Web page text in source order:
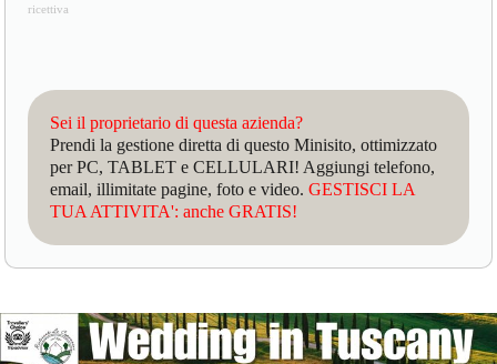
ricettiva
Sei il proprietario di questa azienda?
Prendi la gestione diretta di questo Minisito, ottimizzato
per PC, TABLET e CELLULARI! Aggiungi telefono,
email, illimitate pagine, foto e video.GESTISCI LA
TUA ATTIVITA': anche GRATIS!